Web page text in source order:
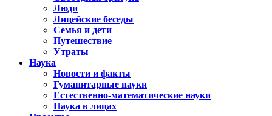
Люди
Лицейские беседы
Семья и дети
Путешествие
Утраты
Наука
Новости и факты
Гуманитарные науки
Естественно-математические науки
Наука в лицах